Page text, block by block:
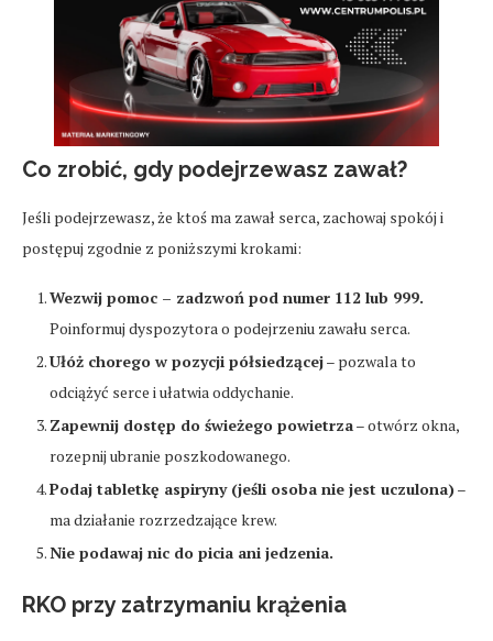
Co zrobić, gdy podejrzewasz zawał?
Jeśli podejrzewasz, że ktoś ma zawał serca, zachowaj spokój i
postępuj zgodnie z poniższymi krokami:
Wezwij pomoc – zadzwoń pod numer 112 lub 999.
Poinformuj dyspozytora o podejrzeniu zawału serca.
Ułóż chorego w pozycji półsiedzącej– pozwala to
odciążyć serce i ułatwia oddychanie.
Zapewnij dostęp do świeżego powietrza– otwórz okna,
rozepnij ubranie poszkodowanego.
Podaj tabletkę aspiryny (jeśli osoba nie jest uczulona)–
ma działanie rozrzedzające krew.
Nie podawaj nic do picia ani jedzenia.
RKO przy zatrzymaniu krążenia